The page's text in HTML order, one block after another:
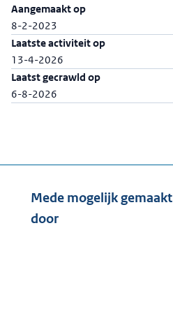
Aangemaakt op
8-2-2023
Laatste activiteit op
13-4-2026
Laatst gecrawld op
6-8-2026
Mede mogelijk gemaakt
door